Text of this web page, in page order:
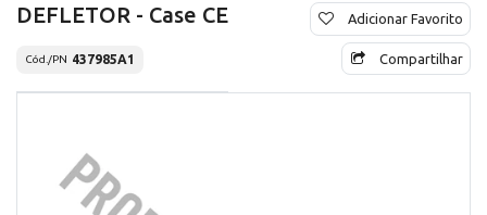
DEFLETOR - Case CE
Cód./PN 437985A1
Adicionar Favorito
Compartilhar